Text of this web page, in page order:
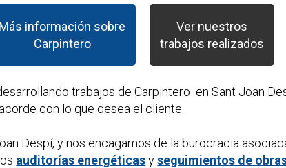
Más información sobre
Carpintero
Ver nuestros
trabajos realizados
trabajos deCarpintero en Sant Joan
con lo que desea el cliente.
Despí, y nos encagamos de la burocracia
auditorías energéticasyseguimientos de